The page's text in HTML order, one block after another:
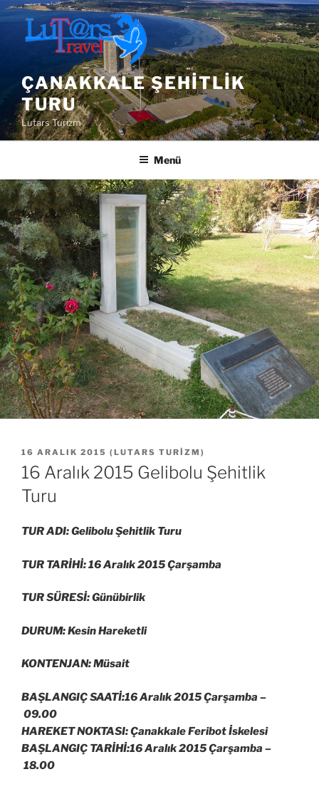
İçeriğe
geç
ÇANAKKALE ŞEHITLIK
TURU
Lutars Turizm
Menü
YAYIM
TARIHI
16 ARALIK 2015 ( LUTARS TURIZM )
16 Aralık 2015 Gelibolu Şehitlik
Turu
TUR ADI: Gelibolu Şehitlik Turu
TUR TARİHİ: 16 Aralık 2015 Çarşamba
TUR SÜRESİ: Günübirlik
DURUM: Kesin Hareketli
KONTENJAN: Müsait
BAŞLANGIÇ SAATİ:16 Aralık 2015 Çarşamba –
09.00
HAREKET NOKTASI: Çanakkale Feribot İskelesi
BAŞLANGIÇ TARİHİ:16 Aralık 2015 Çarşamba –
18.00